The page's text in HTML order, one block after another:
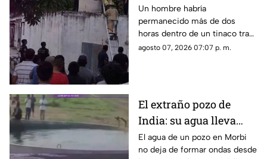
esposo de su amante y
termina atrapado
Un hombre habría
permanecido más de dos
horas dentro de un tinaco tras
intentar ocultarse en una
agosto 07, 2026 07:07 p. m.
El extraño pozo de
India: su agua lleva
días en movimiento y
nadie sabe aún por qué
El agua de un pozo en Morbi
no deja de formar ondas desde